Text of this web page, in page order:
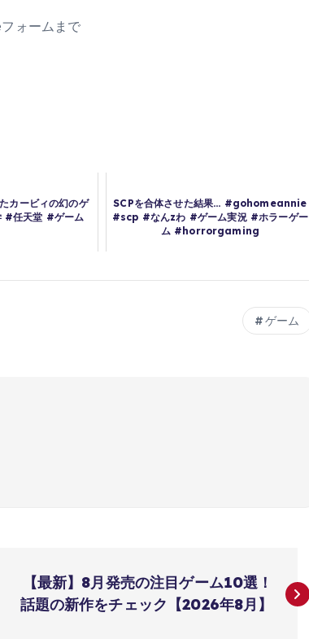
ォームまで
カービィの幻のゲ
#任天堂 #ゲーム
SCPを合体させた結果... #gohomeannie
#scp #なんzわ #ゲーム実況 #ホラーゲー
ム #horrorgaming
ゲーム
【最新】8月発売の注目ゲーム10選！
話題の新作をチェック【2026年8月】